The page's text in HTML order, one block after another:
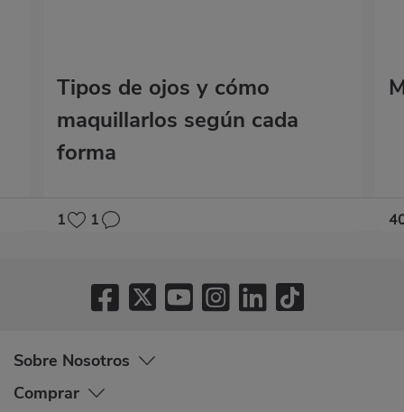
Tipos de ojos y cómo
maquillarlos según cada
forma
1 1
Sobre Nosotros
Comprar